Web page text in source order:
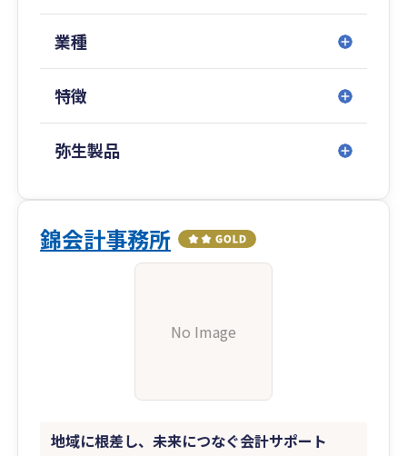
業種
特徴
弥生製品
錦会計事務所
No Image
地域に根差し、未来につなぐ会計サポート